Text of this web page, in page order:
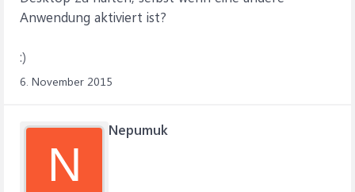
Anwendung aktiviert ist?
:)
6. November 2015
N
Nepumuk